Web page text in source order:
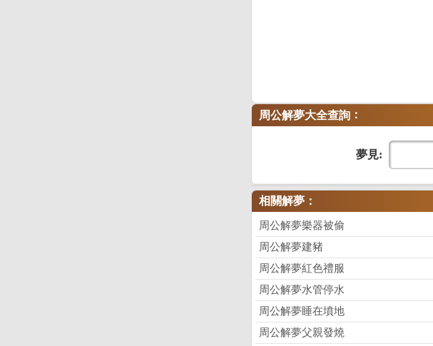
周公解夢大全查詢 ：
夢見:
相關解夢：
周公解夢樂器被偷
周公解夢建豬
周公解夢紅色禮服
周公解夢水管停水
周公解夢睡在墳地
周公解夢父親發燒